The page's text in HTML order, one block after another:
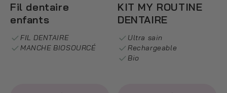
Fil dentaire
enfants
FIL DENTAIRE
MANCHE BIOSOURCÉ
KIT MY ROUTINE
DENTAIRE
Ultra sain
Rechargeable
Bio